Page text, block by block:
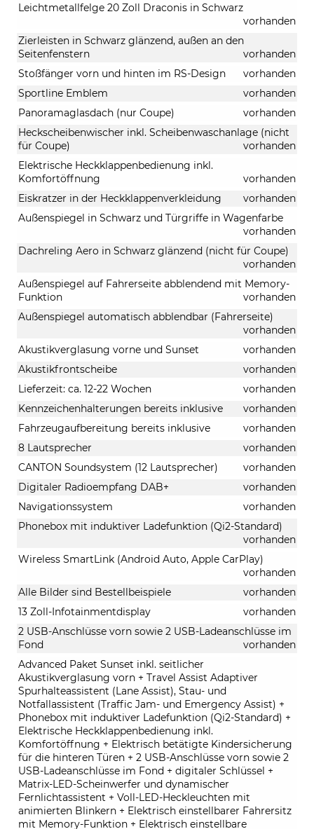
Leichtmetallfelge 20 Zoll Draconis in Schwarz
vorhanden
Zierleisten in Schwarz glänzend, außen an den
Seitenfenstern
vorhanden
Stoßfänger vorn und hinten im RS-Design
vorhanden
Sportline Emblem
vorhanden
Panoramaglasdach (nur Coupe)
vorhanden
Heckscheibenwischer inkl. Scheibenwaschanlage (nicht
für Coupe)
vorhanden
Elektrische Heckklappenbedienung inkl.
Komfortöffnung
vorhanden
Eiskratzer in der Heckklappenverkleidung
vorhanden
Außenspiegel in Schwarz und Türgriffe in Wagenfarbe
vorhanden
Dachreling Aero in Schwarz glänzend (nicht für Coupe)
vorhanden
Außenspiegel auf Fahrerseite abblendend mit Memory-
Funktion
vorhanden
Außenspiegel automatisch abblendbar (Fahrerseite)
vorhanden
Akustikverglasung vorne und Sunset
vorhanden
Akustikfrontscheibe
vorhanden
Lieferzeit: ca. 12-22 Wochen
vorhanden
Kennzeichenhalterungen bereits inklusive
vorhanden
Fahrzeugaufbereitung bereits inklusive
vorhanden
8 Lautsprecher
vorhanden
CANTON Soundsystem (12 Lautsprecher)
vorhanden
Digitaler Radioempfang DAB+
vorhanden
Navigationssystem
vorhanden
Phonebox mit induktiver Ladefunktion (Qi2-Standard)
vorhanden
Wireless SmartLink (Android Auto, Apple CarPlay)
vorhanden
Alle Bilder sind Bestellbeispiele
vorhanden
13 Zoll-Infotainmentdisplay
vorhanden
2 USB-Anschlüsse vorn sowie 2 USB-Ladeanschlüsse im
Fond
vorhanden
Advanced Paket Sunset inkl. seitlicher
Akustikverglasung vorn + Travel Assist Adaptiver
Spurhalteassistent (Lane Assist), Stau- und
Notfallassistent (Traffic Jam- und Emergency Assist) +
Phonebox mit induktiver Ladefunktion (Qi2-Standard) +
Elektrische Heckklappenbedienung inkl.
Komfortöffnung + Elektrisch betätigte Kindersicherung
für die hinteren Türen + 2 USB-Anschlüsse vorn sowie 2
USB-Ladeanschlüsse im Fond + digitaler Schlüssel +
Matrix-LED-Scheinwerfer und dynamischer
Fernlichtassistent + Voll-LED-Heckleuchten mit
animierten Blinkern + Elektrisch einstellbarer Fahrersitz
mit Memory-Funktion + Elektrisch einstellbare